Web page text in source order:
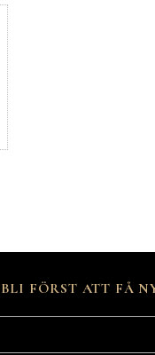
FÖRST ATT FÅ